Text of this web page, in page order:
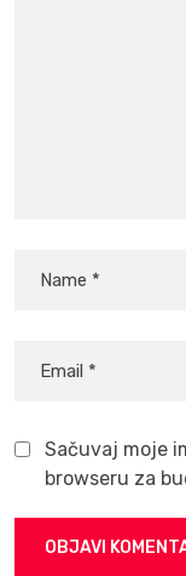
Sačuvaj moje
browseru za